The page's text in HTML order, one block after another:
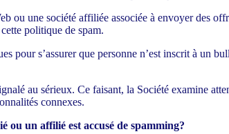
ou une société affiliée associée à envoyer des
politique de spam.
pour s’assurer que personne n’est inscrit à un
au sérieux. Ce faisant, la Société examine
connexes.
ou un affilié est accusé de spamming?